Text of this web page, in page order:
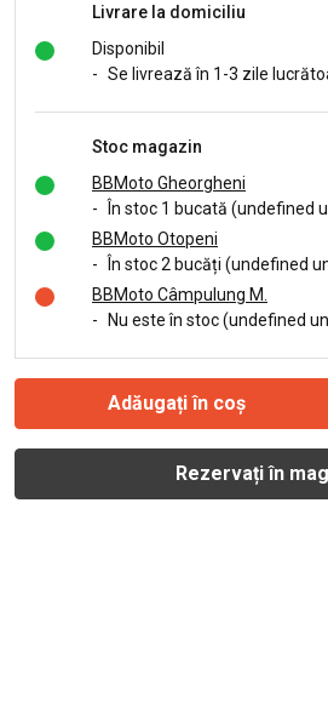
Livrare la domiciliu
Disponibil
- Se livrează în 1-3 zile
Stoc magazin
BBMoto Gheorgheni
-
În stoc 1 bucată (undefined
BBMoto Otopeni
-
În stoc 2 bucăți (undefined
BBMoto Câmpulung M.
-
Nu este în stoc (undefined
Adăugați în coș
Rezervați în